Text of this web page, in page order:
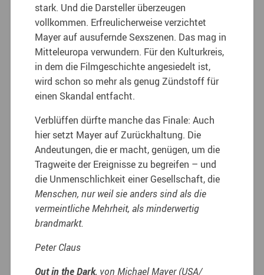
stark. Und die Darsteller überzeugen
vollkommen. Erfreulicherweise verzichtet
Mayer auf ausufernde Sexszenen. Das mag in
Mitteleuropa verwundern. Für den Kulturkreis,
in dem die Filmgeschichte angesiedelt ist,
wird schon so mehr als genug Zündstoff für
einen Skandal entfacht.
Verblüffen dürfte manche das Finale: Auch
hier setzt Mayer auf Zurückhaltung. Die
Andeutungen, die er macht, genügen, um die
Tragweite der Ereignisse zu begreifen – und
die Unmenschlichkeit einer Gesellschaft, die
Menschen, nur weil sie anders sind als die
vermeintliche Mehrheit, als minderwertig
brandmarkt.
Peter Claus
Out in the Dark, von Michael Mayer (USA/